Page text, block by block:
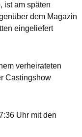
ist am späten
dem Magazin
eingeliefert
verheirateten
Castingshow
Uhr mit den